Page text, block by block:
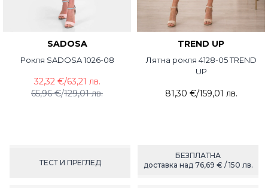
SADOSA
Рокля SADOSA 1026-08
65,96 €/129,01 лв.
32,32 €/63,21 лв.
TREND UP
Лятна рокля 4128-05 TREND
UP
81,30 €/159,01 лв.
ТЕСТ И ПРЕГЛЕД
БЕЗПЛАТНА
доставка над 76,69 € / 150 лв.